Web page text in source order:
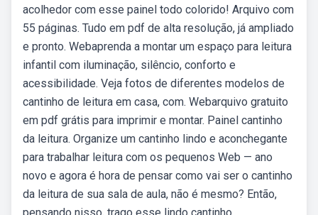
acolhedor com esse painel todo colorido! Arquivo com
55 páginas. Tudo em pdf de alta resolução, já ampliado
e pronto. Webaprenda a montar um espaço para leitura
infantil com iluminação, silêncio, conforto e
acessibilidade. Veja fotos de diferentes modelos de
cantinho de leitura em casa, com. Webarquivo gratuito
em pdf grátis para imprimir e montar. Painel cantinho
da leitura. Organize um cantinho lindo e aconchegante
para trabalhar leitura com os pequenos Web — ano
novo e agora é hora de pensar como vai ser o cantinho
da leitura de sua sala de aula, não é mesmo? Então,